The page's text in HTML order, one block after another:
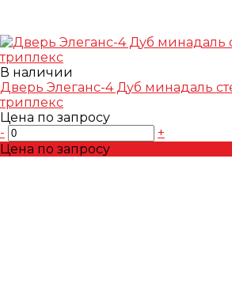
В наличии
Дверь Элеганс-4 Дуб минадаль
триплекс
Цена по запросу
-
+
Цена по запросу